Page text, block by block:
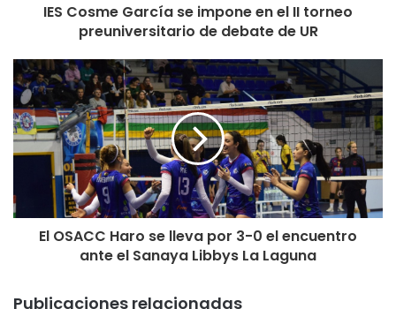
IES Cosme García se impone en el II torneo
preuniversitario de debate de UR
El OSACC Haro se lleva por 3-0 el encuentro
ante el Sanaya Libbys La Laguna
Publicaciones relacionadas